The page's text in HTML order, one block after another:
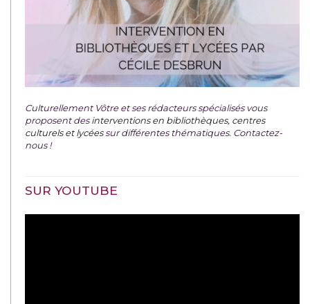
Culturellement Vôtre et ses rédacteurs spécialisés vous
proposent desinterventions en bibliothèques, centres
culturels et lycéessur différentes thématiques. Contactez-
nous !
SUR YOUTUBE